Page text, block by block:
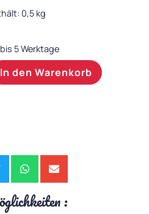
0,5 kg
5 Werktage
In den Warenkorb
: